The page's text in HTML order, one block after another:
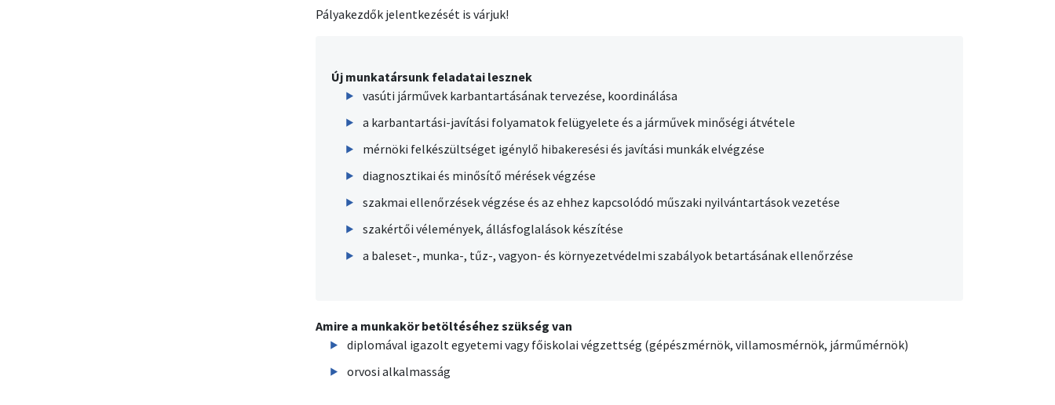
Pályakezdők jelentkezését is várjuk!
Új munkatársunk feladatai lesznek
vasúti járművek karbantartásának tervezése, koordinálása
a karbantartási-javítási folyamatok felügyelete és a járművek minőségi átvétele
mérnöki felkészültséget igénylő hibakeresési és javítási munkák elvégzése
diagnosztikai és minősítő mérések végzése
szakmai ellenőrzések végzése és az ehhez kapcsolódó műszaki nyilvántartások vezetése
szakértői vélemények, állásfoglalások készítése
a baleset-, munka-, tűz-, vagyon- és környezetvédelmi szabályok betartásának ellenőrzése
Amire a munkakör betöltéséhez szükség van
diplomával igazolt egyetemi vagy főiskolai végzettség (gépészmérnök, villamosmérnök, járműmérnök)
orvosi alkalmasság